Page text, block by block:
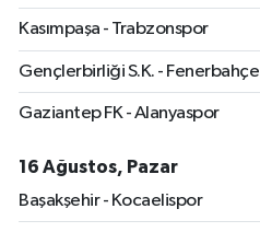
Kasımpaşa - Trabzonspor
Gençlerbirliği S.K. - Fenerbahçe
Gaziantep FK - Alanyaspor
16 Ağustos, Pazar
Başakşehir - Kocaelispor